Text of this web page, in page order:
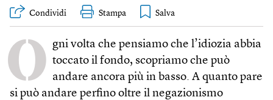
Condividi Stampa
O gni volta che pensiamo che l’idiozia abbia
toccato il fondo, scopriamo che può
andare ancora più in basso. A quanto pare
si può andare perfino oltre il negazionismo